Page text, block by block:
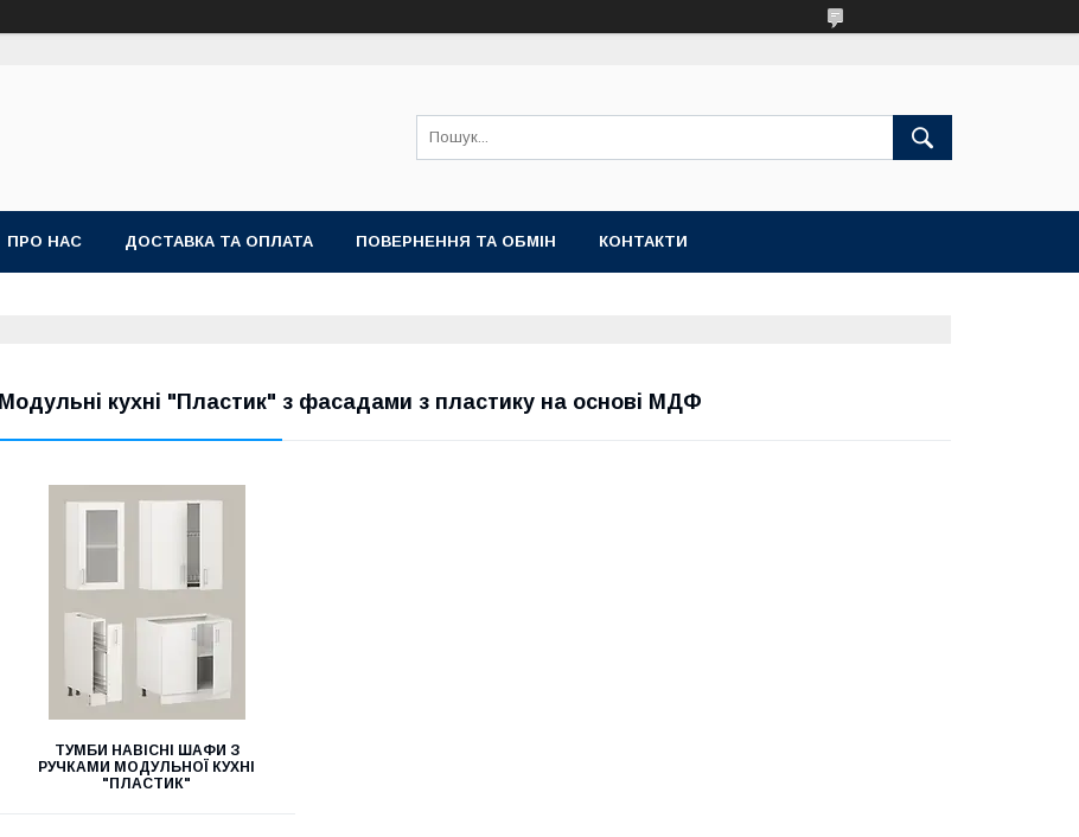
ПРО НАС ДОСТАВКА ТА ОПЛАТА ПОВЕРНЕННЯ ТА ОБМІН КОНТАКТИ
Модульні кухні "Пластик" з фасадами з пластику на основі МДФ
ТУМБИ НАВІСНІ ШАФИ З
РУЧКАМИ МОДУЛЬНОЇ КУХНІ
"ПЛАСТИК"